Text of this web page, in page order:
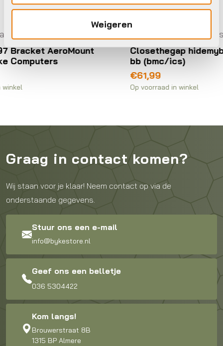
Weigeren
Closethegap hidemybell raceday
bb (bmc/ics)
Graag in contact komen?
Wij staan voor je klaar! Neem contact op via de
onderstaande gegevens.
Stuur ons een e-mail
info@bykestore.nl
Geef ons een belletje
036 5304422
Kom langs!
Brouwerstraat 8B
1315 BP Almere